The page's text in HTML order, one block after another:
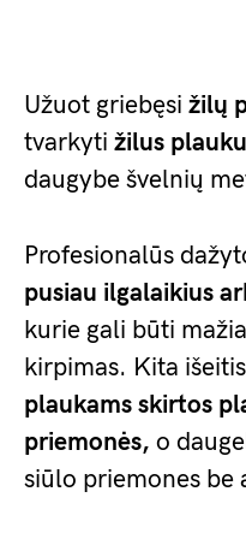
Užuot griebęsi žilų
tvarkyti žilus
daugybe švelnių
Profesionalūs
pusiau ilgalaikius
kurie gali būti
kirpimas. Kita
plaukams skirtos
priemonės, o
siūlo priemones be